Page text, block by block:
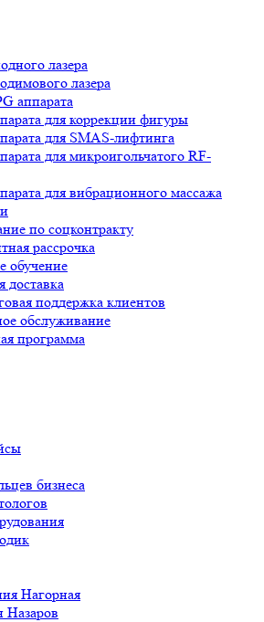
лазера
лазера
аппарата
для коррекции фигуры
для SMAS-лифтинга
для микроигольчатого RF-
для вибрационного массажа
по соцконтракту
рассрочка
обучение
доставка
поддержка клиентов
обслуживание
программа
бизнеса
Нагорная
Назаров